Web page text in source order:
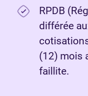
RPDB
différée
(12) mois
faillite.